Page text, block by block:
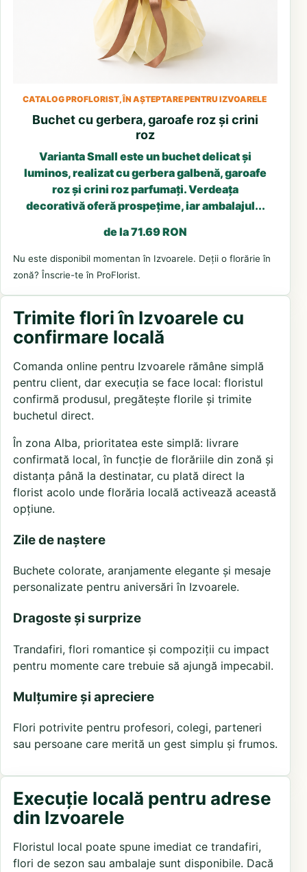
CATALOG PROFLORIST, ÎN AȘTEPTARE PENTRU IZVOARELE
Buchet cu gerbera, garoafe roz și crini
roz
Varianta Small este un buchet delicat și
luminos, realizat cu gerbera galbenă, garoafe
roz și crini roz parfumați. Verdeața
decorativă oferă prospețime, iar ambalajul...
de la 71.69 RON
Nu este disponibil momentan în Izvoarele. Deții o florărie în
zonă? Înscrie-te în ProFlorist.
Trimite flori în Izvoarele cu
confirmare locală
Comanda online pentru Izvoarele rămâne simplă
pentru client, dar execuția se face local: floristul
confirmă produsul, pregătește florile și trimite
buchetul direct.
În zona Alba, prioritatea este simplă: livrare
confirmată local, în funcție de florăriile din zonă și
distanța până la destinatar, cu plată direct la
florist acolo unde florăria locală activează această
opțiune.
Zile de naștere
Buchete colorate, aranjamente elegante și mesaje
personalizate pentru aniversări în Izvoarele.
Dragoste și surprize
Trandafiri, flori romantice și compoziții cu impact
pentru momente care trebuie să ajungă impecabil.
Mulțumire și apreciere
Flori potrivite pentru profesori, colegi, parteneri
sau persoane care merită un gest simplu și frumos.
Execuție locală pentru adrese
din Izvoarele
Floristul local poate spune imediat ce trandafiri,
flori de sezon sau ambalaje sunt disponibile. Dacă